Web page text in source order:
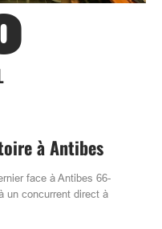
à Antibes
face à Antibes 66-
un concurrent direct à